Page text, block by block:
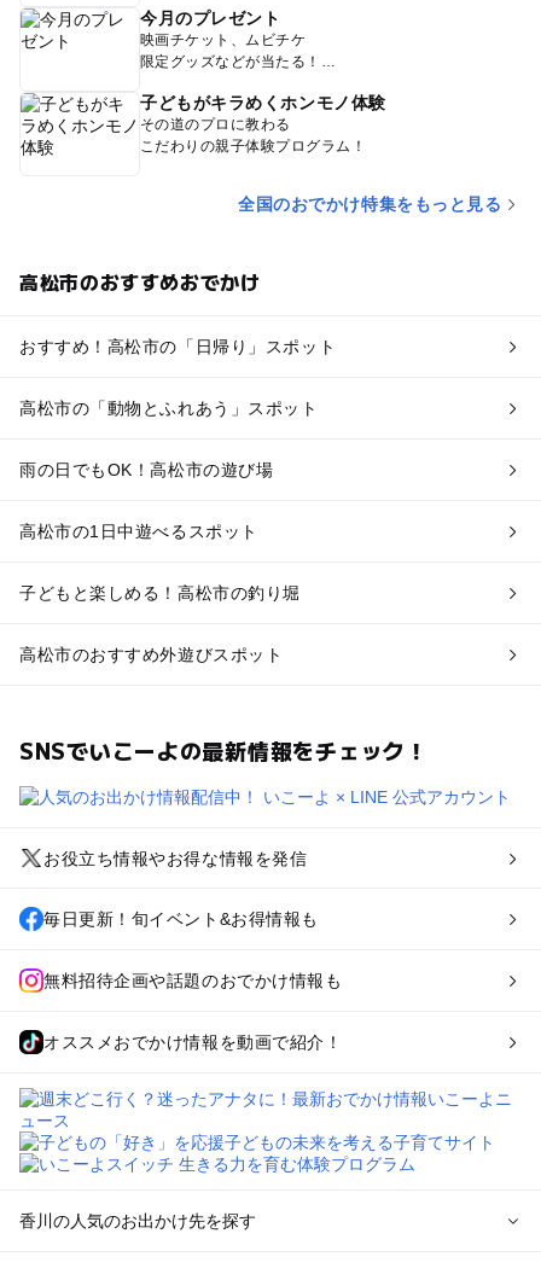
今月のプレゼント
映画チケット、ムビチケ
限定グッズなどが当たる！
子どもがキラめくホンモノ体験
その道のプロに教わる
こだわりの親子体験プログラム！
全国のおでかけ特集をもっと見る
高松市のおすすめおでかけ
おすすめ！高松市の「日帰り」スポット
高松市の「動物とふれあう」スポット
雨の日でもOK！高松市の遊び場
高松市の1日中遊べるスポット
子どもと楽しめる！高松市の釣り堀
高松市のおすすめ外遊びスポット
SNSでいこーよの最新情報をチェック！
お役立ち情報やお得な情報を発信
毎日更新！旬イベント&お得情報も
無料招待企画や話題のおでかけ情報も
オススメおでかけ情報を動画で紹介！
香川の人気のお出かけ先を探す